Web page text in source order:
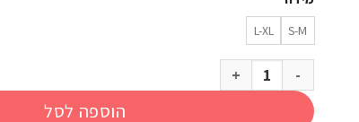
S-M
L-XL
כמות של שרוולים Sunday Afternoon UV Shield Cool Cover Cream
הוספה לסל